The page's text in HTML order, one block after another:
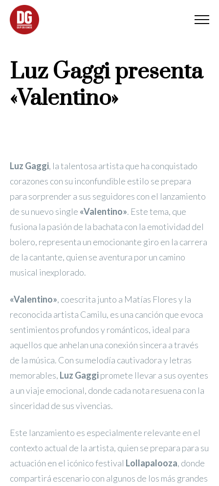
Luz Gaggi presenta
«Valentino»
Luz Gaggi, la talentosa artista que ha conquistado
corazones con su inconfundible estilo se prepara
para sorprender a sus seguidores con el lanzamiento
de su nuevo single «Valentino». Este tema, que
fusiona la pasión de la bachata con la emotividad del
bolero, representa un emocionante giro en la carrera
de la cantante, quien se aventura por un camino
musical inexplorado.
«Valentino», coescrita junto a Matías Flores y la
reconocida artista Camilu, es una canción que evoca
sentimientos profundos y románticos, ideal para
aquellos que anhelan una conexión sincera a través
de la música. Con su melodía cautivadora y letras
memorables, Luz Gaggipromete llevar a sus oyentes
a un viaje emocional, donde cada nota resuena con la
sinceridad de sus vivencias.
Este lanzamiento es especialmente relevante en el
contexto actual de la artista, quien se prepara para su
actuación en el icónico festival Lollapalooza, donde
compartirá escenario con algunos de los más grandes